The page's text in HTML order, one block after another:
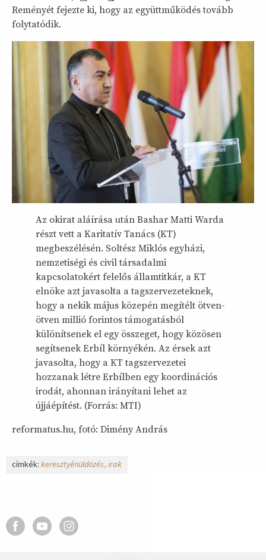
Reményét fejezte ki, hogy az együttműködés tovább
folytatódik.
Az okirat aláírása után Bashar Matti Warda
részt vett a Karitatív Tanács (KT)
megbeszélésén. Soltész Miklós egyházi,
nemzetiségi és civil társadalmi
kapcsolatokért felelős államtitkár, a KT
elnöke azt javasolta a tagszervezeteknek,
hogy a nekik május közepén megítélt ötven-
ötven millió forintos támogatásból
különítsenek el egy összeget, hogy közösen
segítsenek Erbíl környékén. Az érsek azt
javasolta, hogy a KT tagszervezetei
hozzanak létre Erbílben egy koordinációs
irodát, ahonnan irányítani lehet az
újjáépítést. (Forrás: MTI)
reformatus.hu, fotó: Dimény András
címkék: keresztyénüldözés irak